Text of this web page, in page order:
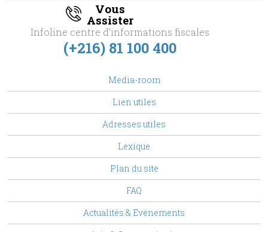
Vous
Assister
Infoline centre d'informations fiscales
(+216) 81 100 400
Media-room
Lien utiles
Adresses utiles
Lexique
Plan du site
FAQ
Actualités & Evénements